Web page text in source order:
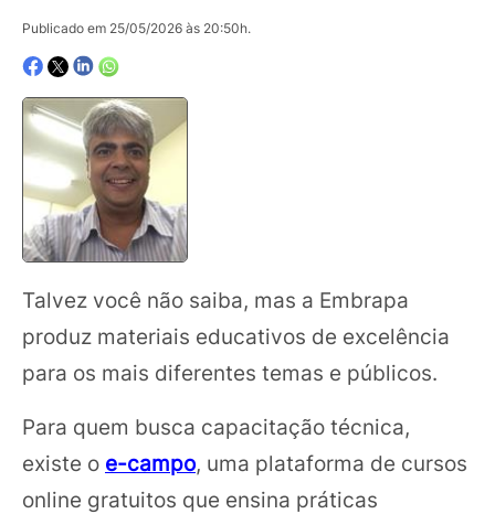
Publicado em 25/05/2026 às 20:50h.
Talvez você não saiba, mas a Embrapa
produz materiais educativos de excelência
para os mais diferentes temas e públicos.
Para quem busca capacitação técnica,
existe o e-campo, uma plataforma de cursos
online gratuitos que ensina práticas